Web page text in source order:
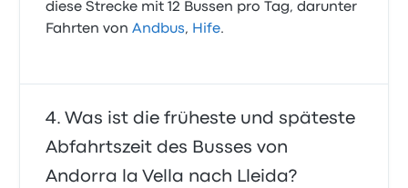
diese Strecke mit 12 Bussen pro Tag, darunter
Fahrten vonAndbus, Hife.
Was ist die früheste und späteste
Abfahrtszeit des Busses von
Andorra la Vella nach Lleida?